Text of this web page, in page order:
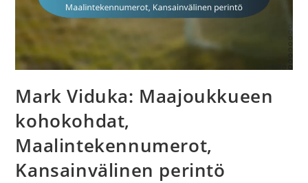
Mark Viduka: Maajoukkueen
kohokohdat,
Maalintekennumerot,
Kansainvälinen perintö